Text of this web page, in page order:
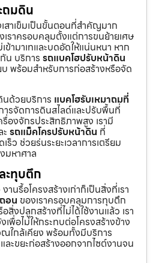
ถมดิน
สาเข็มเป็นขั้นตอนที่สำคัญมาก
เราครอบคลุมตั้งแต่การขนย้ายเศษ
ามาเทและบดอัดให้แน่นหนา หาก
น บริการ รถแบคโฮปรับหน้าดิน
บ พร้อมสำหรับการก่อสร้างหรือจัด
ด้วยบริการ แบคโฮรับเหมาถมที่
รจัดการดินสไลด์และปรับพื้นที่
องจักรประสิทธิภาพสูง เรามี
รถแม็คโครปรับหน้าดิน ที่
ร็ว ช่วยร่นระยะเวลาการเตรียม
มหาศาล
ะทุบตึก
นรื้อโครงสร้างเก่าก็เป็นสิ่งที่เรา
อน ของเราครอบคลุมการทุบตึก
สิ่งปลูกสร้างที่ไม่ได้ใช้งานแล้ว เรา
พื่อไม่ให้กระทบต่อโครงสร้างข้าง
ณใกล้เคียง พร้อมทั้งมีบริการ
ะขยะก่อสร้างออกจากไซต์งานจน